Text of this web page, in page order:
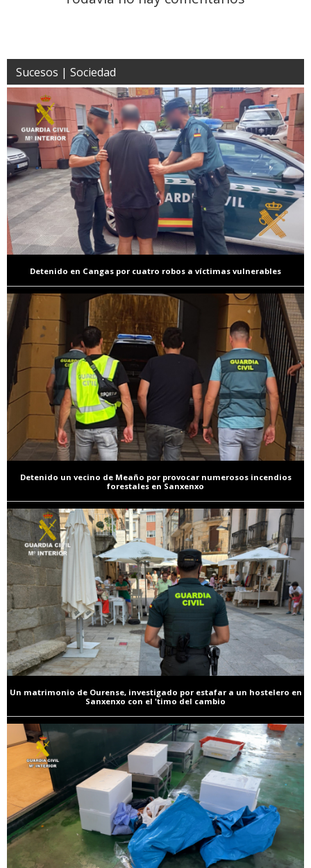
Sucesos | Sociedad
Detenido en Cangas por cuatro robos a víctimas vulnerables
Detenido un vecino de Meaño por provocar numerosos incendios
forestales en Sanxenxo
Un matrimonio de Ourense, investigado por estafar a un hostelero en
Sanxenxo con el 'timo del cambio